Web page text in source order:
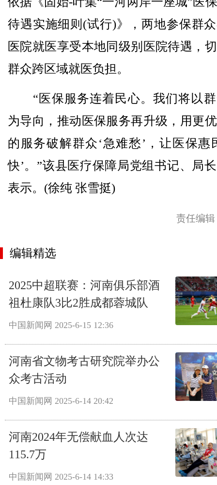
待遇实施细则(试行)》，两地参保群
医院就医享受本地同级别医院待遇，
群众跨区域就医负担。
“医保服务连着民心。我们将以群
为导向，推动医保服务再升级，用更
的服务破解群众‘急难愁’，让医保惠
快’。”该县医疗保障局党组书记、局
表示。(徐纯 张雪挺)
责任编
编辑精选
2025中超联赛：河南俱乐部酒
祖杜康队3比2胜成都蓉城队
中国新闻网 2025-6-15 12:36
河南省文物考古研究院举办公
众考古活动
中国新闻网 2025-6-14 20:42
河南2024年无偿献血人次达
115.7万
中国新闻网 2025-6-14 14:33